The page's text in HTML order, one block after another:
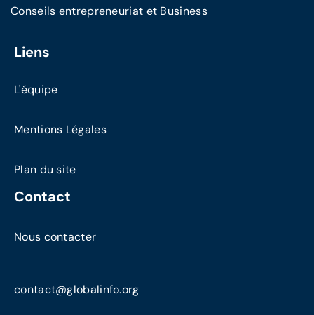
Conseils entrepreneuriat et Business
Liens
L'équipe
Mentions Légales
Plan du site
Contact
Nous contacter
contact@globalinfo.org